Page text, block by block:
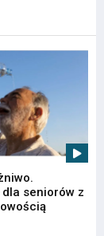
seniorów z